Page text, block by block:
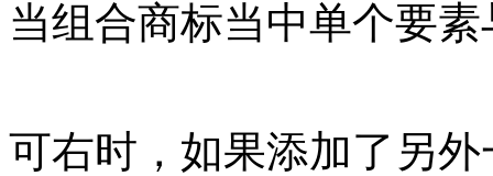
当组合商标当中单个要
可右时，如果添加了另